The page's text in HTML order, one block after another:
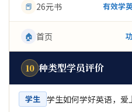
📕 26元书 有效学
🏠 首页
10 种类型学员评价
学生 学生如何学好英语，爱